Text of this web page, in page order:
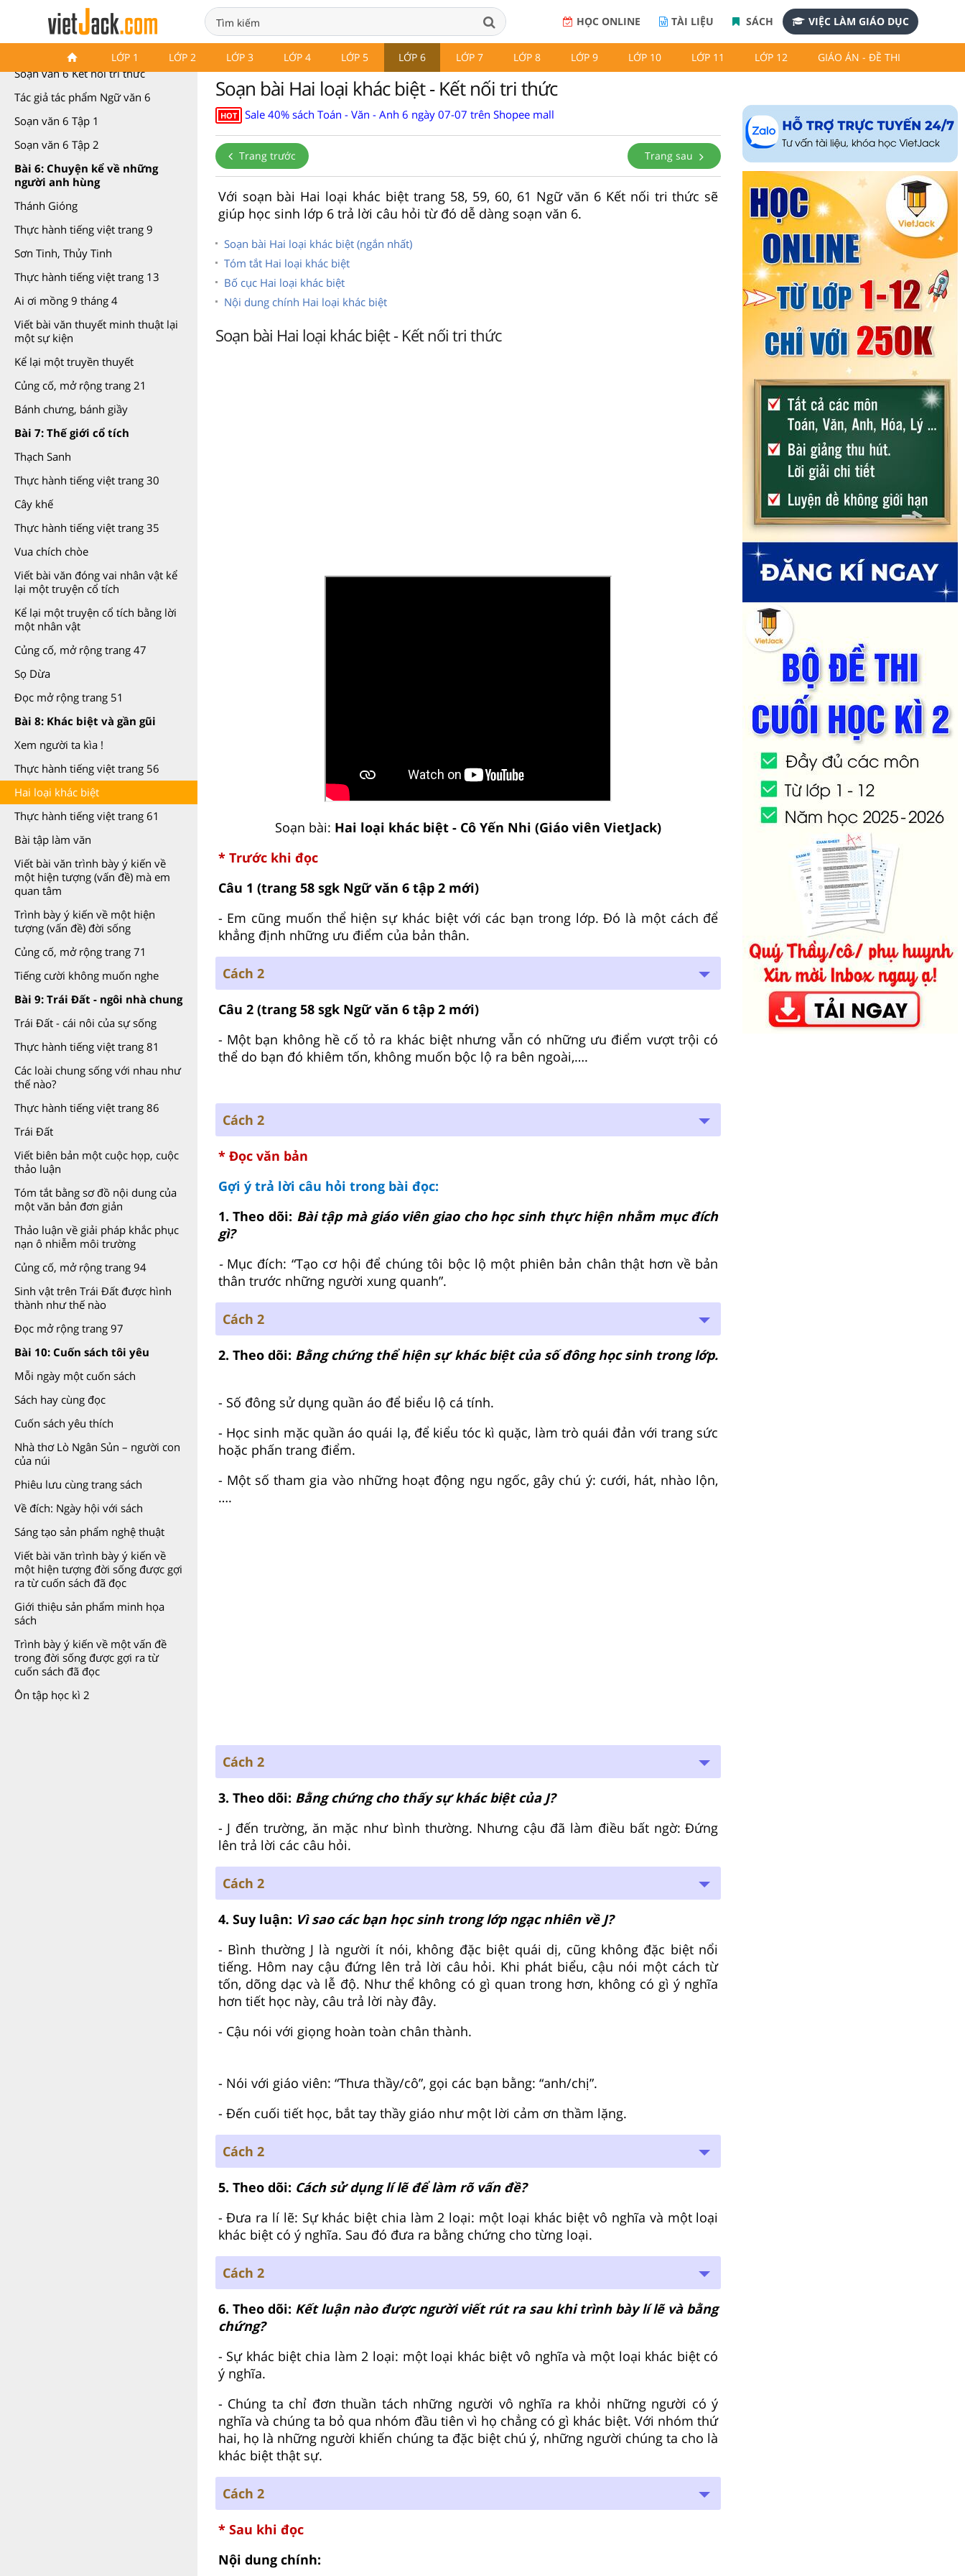
HỌC ONLINE TÀI LIỆU SÁCH VIỆC LÀM GIÁO DỤC
LỚP 1 LỚP 2 LỚP 3 LỚP 4 LỚP 5 LỚP 6 LỚP 7 LỚP 8 LỚP 9 LỚP 10 LỚP 11 LỚP 12 GIÁO ÁN - ĐỀ THI
Soạn văn 6 Kết nối tri thức
Soạn văn 6 Kết nối tri thức
Tác giả tác phẩm Ngữ văn 6
Soạn văn 6 Tập 1
Soạn văn 6 Tập 2
Bài 6: Chuyện kể về những
người anh hùng
Thánh Gióng
Thực hành tiếng việt trang 9
Sơn Tinh, Thủy Tinh
Thực hành tiếng việt trang 13
Ai ơi mồng 9 tháng 4
Viết bài văn thuyết minh thuật lại
một sự kiện
Kể lại một truyền thuyết
Củng cố, mở rộng trang 21
Bánh chưng, bánh giầy
Bài 7: Thế giới cổ tích
Thạch Sanh
Thực hành tiếng việt trang 30
Cây khế
Thực hành tiếng việt trang 35
Vua chích chòe
Viết bài văn đóng vai nhân vật kể
lại một truyện cổ tích
Kể lại một truyện cổ tích bằng lời
một nhân vật
Củng cố, mở rộng trang 47
Sọ Dừa
Đọc mở rộng trang 51
Bài 8: Khác biệt và gần gũi
Xem người ta kìa !
Thực hành tiếng việt trang 56
Hai loại khác biệt
Thực hành tiếng việt trang 61
Bài tập làm văn
Viết bài văn trình bày ý kiến về
một hiện tượng (vấn đề) mà em
quan tâm
Trình bày ý kiến về một hiện
tượng (vấn đề) đời sống
Củng cố, mở rộng trang 71
Tiếng cười không muốn nghe
Bài 9: Trái Đất - ngôi nhà chung
Trái Đất - cái nôi của sự sống
Thực hành tiếng việt trang 81
Các loài chung sống với nhau như
thế nào?
Thực hành tiếng việt trang 86
Trái Đất
Viết biên bản một cuộc họp, cuộc
thảo luận
Tóm tắt bằng sơ đồ nội dung của
một văn bản đơn giản
Thảo luận về giải pháp khắc phục
nạn ô nhiễm môi trường
Củng cố, mở rộng trang 94
Sinh vật trên Trái Đất được hình
thành như thế nào
Đọc mở rộng trang 97
Bài 10: Cuốn sách tôi yêu
Mỗi ngày một cuốn sách
Sách hay cùng đọc
Cuốn sách yêu thích
Nhà thơ Lò Ngân Sủn – người con
của núi
Phiêu lưu cùng trang sách
Về đích: Ngày hội với sách
Sáng tạo sản phẩm nghệ thuật
Viết bài văn trình bày ý kiến về
một hiện tượng đời sống được gợi
ra từ cuốn sách đã đọc
Giới thiệu sản phẩm minh họa
sách
Trình bày ý kiến về một vấn đề
trong đời sống được gợi ra từ
cuốn sách đã đọc
Ôn tập học kì 2
Soạn bài Hai loại khác biệt - Kết nối tri thức
HOT Sale 40% sách Toán - Văn - Anh 6 ngày 07-07 trên Shopee mall
Trang trước Trang sau
Với soạn bài Hai loại khác biệt trang 58, 59, 60, 61 Ngữ văn 6 Kết nối tri thức sẽ
giúp học sinh lớp 6 trả lời câu hỏi từ đó dễ dàng soạn văn 6.
Soạn bài Hai loại khác biệt (ngắn nhất)
Tóm tắt Hai loại khác biệt
Bố cục Hai loại khác biệt
Nội dung chính Hai loại khác biệt
Soạn bài Hai loại khác biệt - Kết nối tri thức
Soạn bài: Hai loại khác biệt - Cô Yến Nhi (Giáo viên VietJack)
* Trước khi đọc
Câu 1 (trang 58 sgk Ngữ văn 6 tập 2 mới)
- Em cũng muốn thể hiện sự khác biệt với các bạn trong lớp. Đó là một cách để
khẳng định những ưu điểm của bản thân.
Cách 2
Câu 2 (trang 58 sgk Ngữ văn 6 tập 2 mới)
- Một bạn không hề cố tỏ ra khác biệt nhưng vẫn có những ưu điểm vượt trội có
thể do bạn đó khiêm tốn, không muốn bộc lộ ra bên ngoài,….
Cách 2
* Đọc văn bản
Gợi ý trả lời câu hỏi trong bài đọc:
1. Theo dõi: Bài tập mà giáo viên giao cho học sinh thực hiện nhằm mục đích
gì?
- Mục đích: “Tạo cơ hội để chúng tôi bộc lộ một phiên bản chân thật hơn về bản
thân trước những người xung quanh”.
Cách 2
2. Theo dõi: Bằng chứng thể hiện sự khác biệt của số đông học sinh trong lớp.
- Số đông sử dụng quần áo để biểu lộ cá tính.
- Học sinh mặc quần áo quái lạ, để kiểu tóc kì quặc, làm trò quái đản với trang sức
hoặc phấn trang điểm.
- Một số tham gia vào những hoạt động ngu ngốc, gây chú ý: cưới, hát, nhào lộn,
….
Cách 2
3. Theo dõi: Bằng chứng cho thấy sự khác biệt của J?
- J đến trường, ăn mặc như bình thường. Nhưng cậu đã làm điều bất ngờ: Đứng
lên trả lời các câu hỏi.
Cách 2
4. Suy luận: Vì sao các bạn học sinh trong lớp ngạc nhiên về J?
- Bình thường J là người ít nói, không đặc biệt quái dị, cũng không đặc biệt nổi
tiếng. Hôm nay cậu đứng lên trả lời câu hỏi. Khi phát biểu, cậu nói một cách từ
tốn, dõng dạc và lễ độ. Như thể không có gì quan trong hơn, không có gì ý nghĩa
hơn tiết học này, câu trả lời này đây.
- Cậu nói với giọng hoàn toàn chân thành.
- Nói với giáo viên: “Thưa thầy/cô”, gọi các bạn bằng: “anh/chị”.
- Đến cuối tiết học, bắt tay thầy giáo như một lời cảm ơn thầm lặng.
Cách 2
5. Theo dõi: Cách sử dụng lí lẽ để làm rõ vấn đề?
- Đưa ra lí lẽ: Sự khác biệt chia làm 2 loại: một loại khác biệt vô nghĩa và một loại
khác biệt có ý nghĩa. Sau đó đưa ra bằng chứng cho từng loại.
Cách 2
6. Theo dõi: Kết luận nào được người viết rút ra sau khi trình bày lí lẽ và bằng
chứng?
- Sự khác biệt chia làm 2 loại: một loại khác biệt vô nghĩa và một loại khác biệt có
ý nghĩa.
- Chúng ta chỉ đơn thuần tách những người vô nghĩa ra khỏi những người có ý
nghĩa và chúng ta bỏ qua nhóm đầu tiên vì họ chẳng có gì khác biệt. Với nhóm thứ
hai, họ là những người khiến chúng ta đặc biệt chú ý, những người chúng ta cho là
khác biệt thật sự.
Cách 2
* Sau khi đọc
Nội dung chính: